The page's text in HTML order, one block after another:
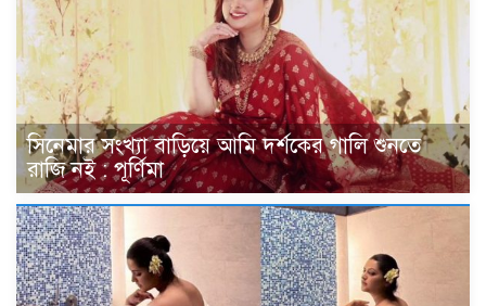
সিনেমার সংখ্যা বাড়িয়ে আমি দর্শকের গালি শুনতে
রাজি নই : পূর্ণিমা